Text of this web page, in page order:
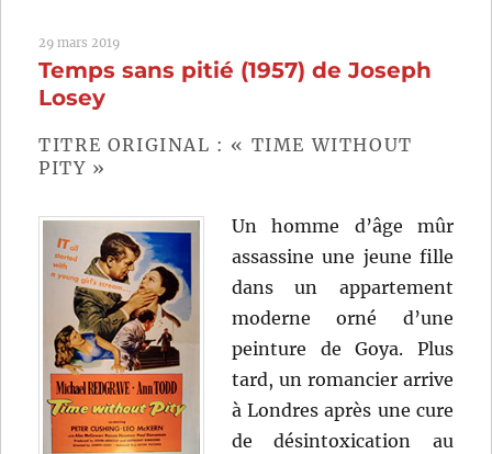
justice
Destin
29 mars 2019
Temps sans pitié (1957) de Joseph
Losey
TITRE ORIGINAL : « TIME WITHOUT
PITY »
Un homme d’âge mûr
assassine une jeune fille
dans un appartement
moderne orné d’une
peinture de Goya. Plus
tard, un romancier arrive
à Londres après une cure
de désintoxication au